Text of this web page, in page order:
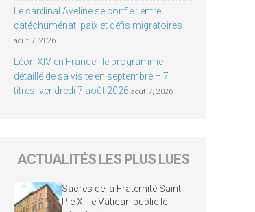
Le cardinal Aveline se confie : entre
catéchuménat, paix et défis migratoires
août 7, 2026
Léon XIV en France : le programme
détaillé de sa visite en septembre – 7
titres, vendredi 7 août 2026 août 7, 2026
ACTUALITÉS LES PLUS LUES
Sacres de la Fraternité Saint-
Pie X : le Vatican publie le